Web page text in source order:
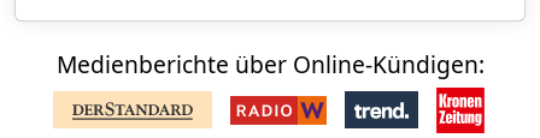
Medienberichte über Online-Kündigen: